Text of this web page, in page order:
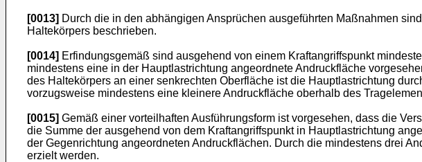
[0013] Durch die in den abhängigen Ansprüchen ausgeführten Maßnahmen
Haltekörpers beschrieben.
[0014] Erfindungsgemäß sind ausgehend von einem Kraftangriffspunkt
mindestens eine in der Hauptlastrichtung angeordnete Andruckfläche
des Haltekörpers an einer senkrechten Oberfläche ist die Hauptlastrichtung
vorzugsweise mindestens eine kleinere Andruckfläche oberhalb des
[0015] Gemäß einer vorteilhaften Ausführungsform ist vorgesehen, dass die
die Summe der ausgehend von dem Kraftangriffspunkt in Hauptlastrichtung
der Gegenrichtung angeordneten Andruckflächen. Durch die mindestens drei
erzielt werden.